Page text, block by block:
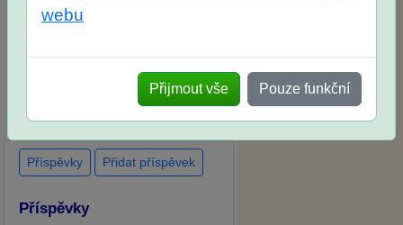
po skutečných přijímacích
zkouškách
webu
Přijmout vše Pouze funkční
Příspěvky Přidat příspěvek
Příspěvky